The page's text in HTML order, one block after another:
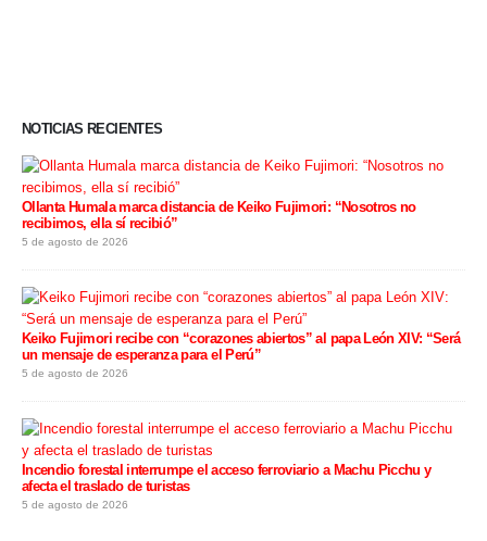
NOTICIAS RECIENTES
Ollanta Humala marca distancia de Keiko Fujimori: “Nosotros no
recibimos, ella sí recibió”
5 de agosto de 2026
Keiko Fujimori recibe con “corazones abiertos” al papa León XIV: “Será
un mensaje de esperanza para el Perú”
5 de agosto de 2026
Incendio forestal interrumpe el acceso ferroviario a Machu Picchu y
afecta el traslado de turistas
5 de agosto de 2026